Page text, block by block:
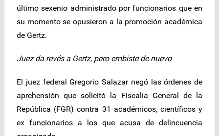
último sexenio administrado por funcionarios que en
su momento se opusieron a la promoción académica
de Gertz.
Juez da revés a Gertz, pero embiste de nuevo
El juez federal Gregorio Salazar negó las órdenes de
aprehensión que solicitó la Fiscalía General de la
República (FGR) contra 31 académicos, científicos y
ex funcionarios a los que acusa de delincuencia